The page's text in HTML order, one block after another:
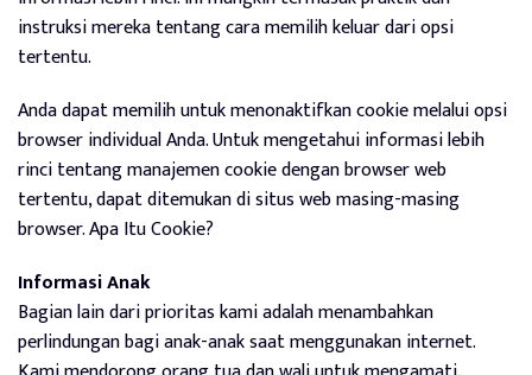
instruksi mereka tentang cara memilih keluar dari opsi
tertentu.
Anda dapat memilih untuk menonaktifkan cookie melalui opsi
browser individual Anda. Untuk mengetahui informasi lebih
rinci tentang manajemen cookie dengan browser web
tertentu, dapat ditemukan di situs web masing-masing
browser. Apa Itu Cookie?
Informasi Anak
Bagian lain dari prioritas kami adalah menambahkan
perlindungan bagi anak-anak saat menggunakan internet.